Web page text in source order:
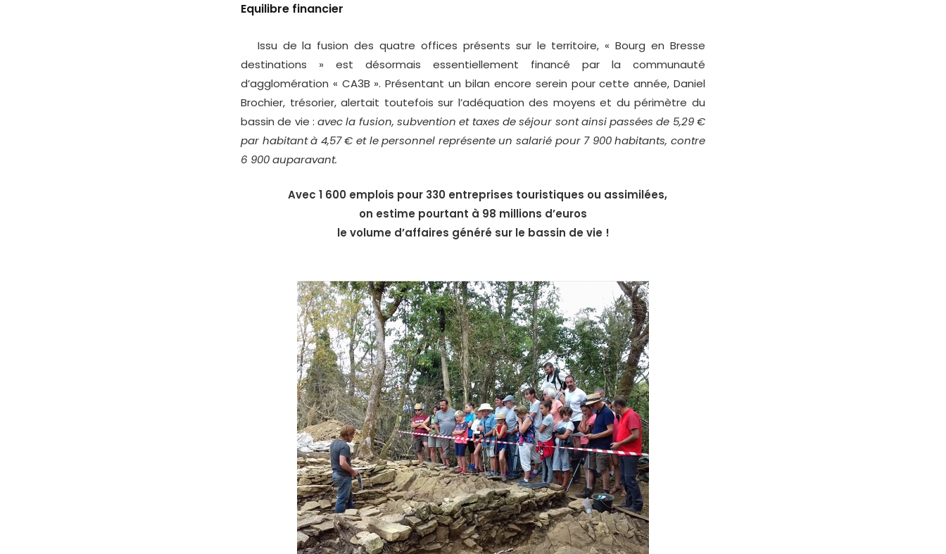
Equilibre financier
Issu de la fusion des quatre offices présents sur le territoire, « Bourg en Bresse
destinations » est désormais essentiellement financé par la communauté
d’agglomération « CA3B ». Présentant un bilan encore serein pour cette année, Daniel
Brochier, trésorier, alertait toutefois sur l’adéquation des moyens et du périmètre du
bassin de vie :avec la fusion, subvention et taxes de séjour sont ainsi passées de 5,29 €
par habitant à 4,57 € et le personnel représente un salarié pour 7 900 habitants, contre
6 900 auparavant.
Avec 1 600 emplois pour 330 entreprises touristiques ou assimilées,
on estime pourtant à 98 millions d’euros
le volume d’affaires généré sur le bassin de vie !